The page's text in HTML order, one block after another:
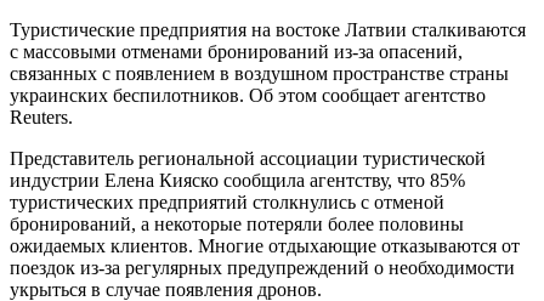
Туристические предприятия на востоке Латвии сталкиваются
с массовыми отменами бронирований из-за опасений,
связанных с появлением в воздушном пространстве страны
украинских беспилотников. Об этом сообщает агентство
Reuters.
Представитель региональной ассоциации туристической
индустрии Елена Кияско сообщила агентству, что 85%
туристических предприятий столкнулись с отменой
бронирований, а некоторые потеряли более половины
ожидаемых клиентов. Многие отдыхающие отказываются от
поездок из-за регулярных предупреждений о необходимости
укрыться в случае появления дронов.